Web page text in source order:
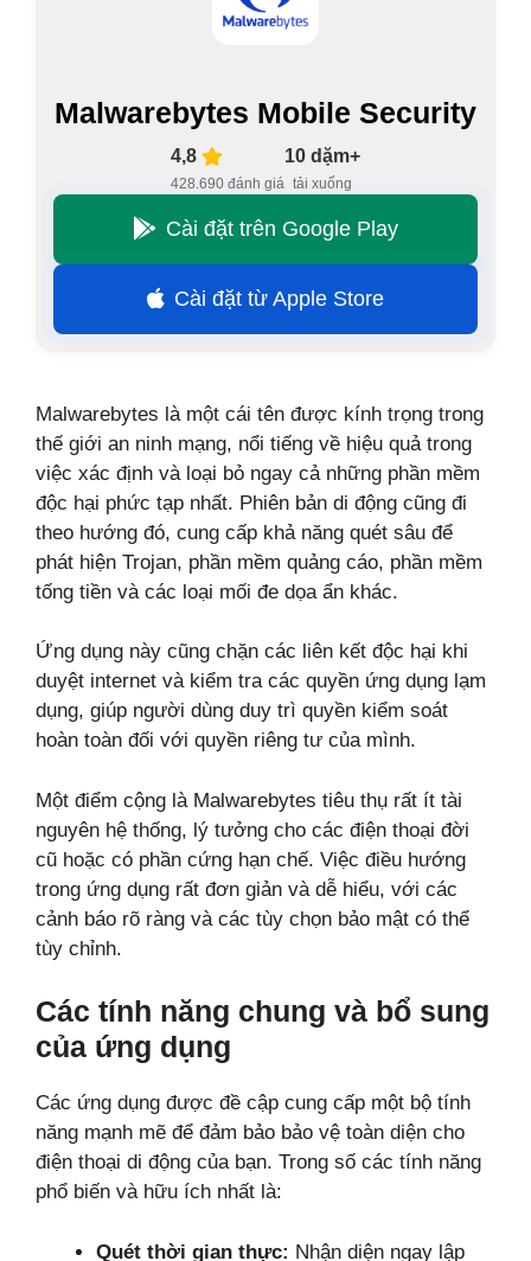
Malwarebytes Mobile Security
4,8
428.690 đánh giá
10 dặm+
tải xuống
Cài đặt trên Google Play
Cài đặt từ Apple Store
Malwarebytes là một cái tên được kính trọng trong
thế giới an ninh mạng, nổi tiếng về hiệu quả trong
việc xác định và loại bỏ ngay cả những phần mềm
độc hại phức tạp nhất. Phiên bản di động cũng đi
theo hướng đó, cung cấp khả năng quét sâu để
phát hiện Trojan, phần mềm quảng cáo, phần mềm
tống tiền và các loại mối đe dọa ẩn khác.
Ứng dụng này cũng chặn các liên kết độc hại khi
duyệt internet và kiểm tra các quyền ứng dụng lạm
dụng, giúp người dùng duy trì quyền kiểm soát
hoàn toàn đối với quyền riêng tư của mình.
Một điểm cộng là Malwarebytes tiêu thụ rất ít tài
nguyên hệ thống, lý tưởng cho các điện thoại đời
cũ hoặc có phần cứng hạn chế. Việc điều hướng
trong ứng dụng rất đơn giản và dễ hiểu, với các
cảnh báo rõ ràng và các tùy chọn bảo mật có thể
tùy chỉnh.
Các tính năng chung và bổ sung
của ứng dụng
Các ứng dụng được đề cập cung cấp một bộ tính
năng mạnh mẽ để đảm bảo bảo vệ toàn diện cho
điện thoại di động của bạn. Trong số các tính năng
phổ biến và hữu ích nhất là:
Quét thời gian thực: Nhận diện ngay lập